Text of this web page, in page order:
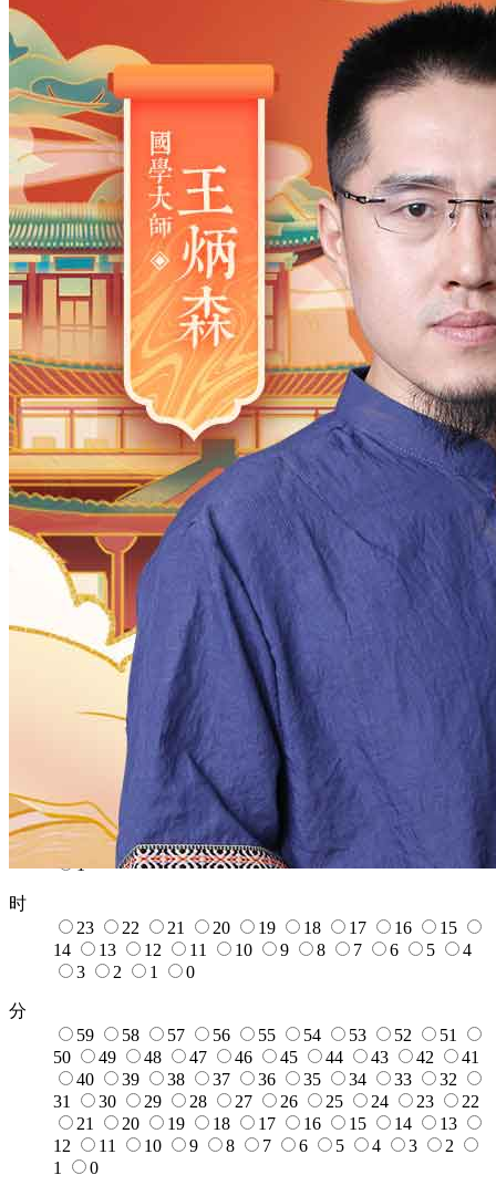
男
男 女
出生时间
2026年 日22 时34分
年
2028
2027 2026 2025 2024
2023
2022
2021 2020 2019 2018
2015
2014 2013 2012 2011
2009
2008 2007 2006 2005
2003
2002
2001 2000 1999 1998
1997
1995 1994 1993 1991
1990
1989
1988 1987 1986 1985
1984
1983
1982 1981 1980 1979 1978
1977
1976
1975 1974 1973 1972
1971
1969 1968 1967 1966 1965
1964
1963
1962 1961 1960 1959
1958
1957
1956 1955 1953 1952
1951
1950
1949 1948 1947
1944
1943 1942 1941 1940 1939
1938
1937
1936 1935 1934 1933
1932
1931
1930 1928 1927 1926
1924
1923 1922 1920
1919
1918
1916 1915 1914
1912
1911
1909 1908 1907
1905
1904 1903 1902 1900
12
11 7
31
30 29 28 27 25 24
22
21 20 18 17
12
11 10 9 8 7 4
1
时
23
22 21 20 19 18 17 16
15
14
13 12 11 10 9 8 7 6 5
4
3
2 1 0
分
59
58 57 56 55 54 53 52
51
50
49 48 47 46 45 44 43 42
41
40
39 38 37 36 35 34 33
32
31
30 29 28 27 26 25 24 23
22
21
20 19 18 17 16 15 14
13
12
11 10 9 8 7 6 5 4 3
2
1
0